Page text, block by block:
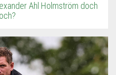
Ahl Holmström doch